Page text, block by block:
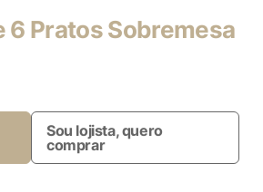
6 Pratos Sobremesa
Sou lojista, quero
comprar